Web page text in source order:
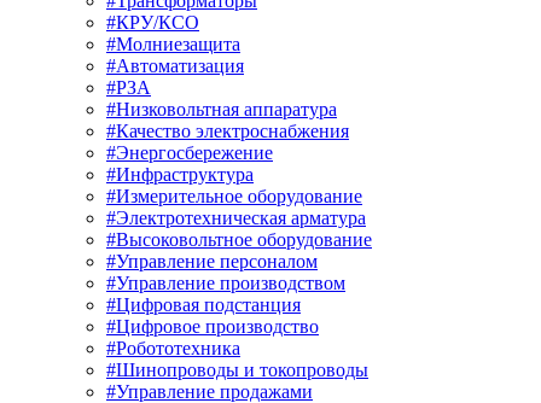
#КРУ/КСО
#Молниезащита
#Автоматизация
#РЗА
#Низковольтная аппаратура
#Качество электроснабжения
#Энергосбережение
#Инфраструктура
#Измерительное оборудование
#Электротехническая арматура
#Высоковольтное оборудование
#Управление персоналом
#Управление производством
#Цифровая подстанция
#Цифровое производство
#Робототехника
#Шинопроводы и токопроводы
#Управление продажами